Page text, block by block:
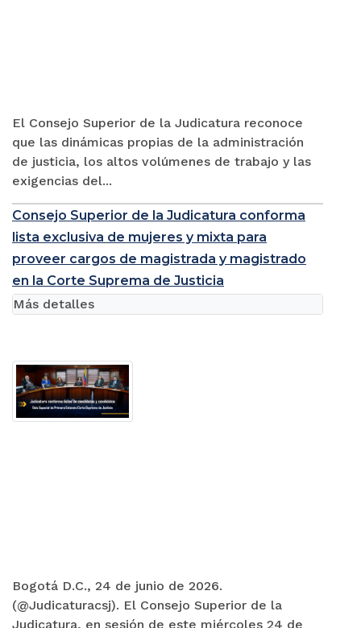
El Consejo Superior de la Judicatura reconoce
que las dinámicas propias de la administración
de justicia, los altos volúmenes de trabajo y las
exigencias del...
Consejo Superior de la Judicatura conforma
lista exclusiva de mujeres y mixta para
proveer cargos de magistrada y magistrado
en la Corte Suprema de Justicia
Bogotá D.C., 24 de junio de 2026.
(@Judicaturacsj). El Consejo Superior de la
Judicatura, en sesión de este miércoles 24 de
Más detalles